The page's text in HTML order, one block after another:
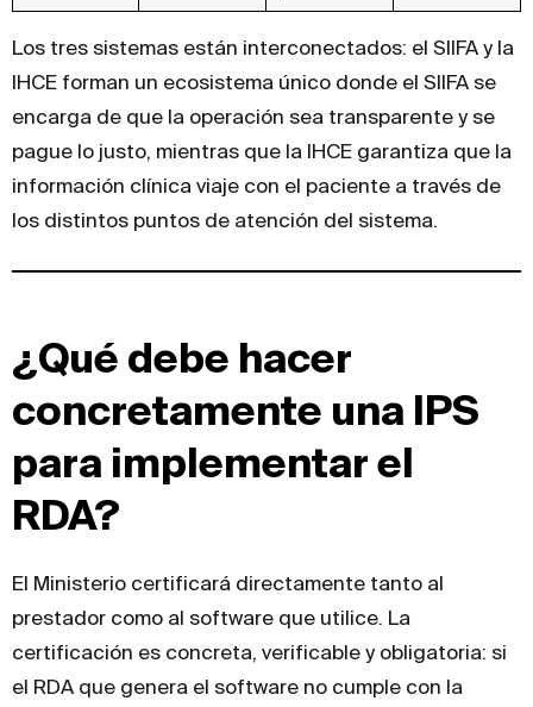
Los tres sistemas están interconectados: el SIIFA y la
IHCE forman un ecosistema único donde el SIIFA se
encarga de que la operación sea transparente y se
pague lo justo, mientras que la IHCE garantiza que la
información clínica viaje con el paciente a través de
los distintos puntos de atención del sistema.
¿Qué debe hacer
concretamente una IPS
para implementar el
RDA?
El Ministerio certificará directamente tanto al
prestador como al software que utilice. La
certificación es concreta, verificable y obligatoria: si
el RDA que genera el software no cumple con la